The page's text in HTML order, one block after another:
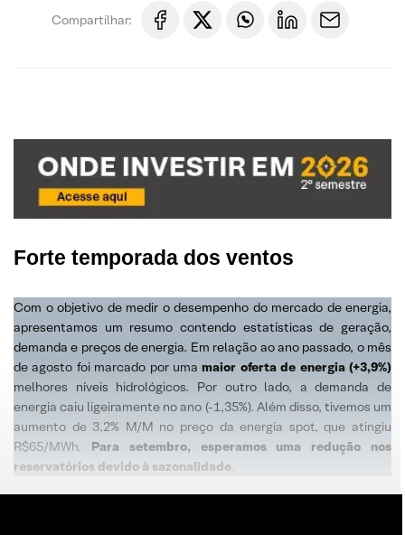
Compartilhar:
Forte temporada dos ventos
Com o objetivo de medir o desempenho do mercado de energia,
apresentamos um resumo contendo estatísticas de geração,
demanda e preços de energia. Em relação ao ano passado, o mês
de agosto foi marcado por umamaior oferta de energia (+3,9%)
melhores níveis hidrológicos. Por outro lado, a demanda de
energia caiu ligeiramente no ano (-1,35%). Além disso, tivemos um
aumento de 3,2% M/M no preço da energia spot, que atingiu
R$65/MWh. Para setembro, esperamos uma redução nos
reservatórios devido à sazonalidade.